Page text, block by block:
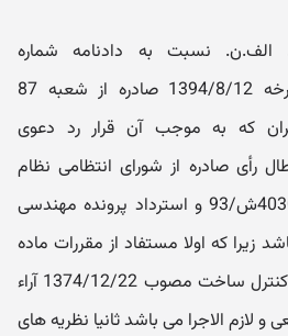
الف.ن. نسبت به دادنامه شماره
9409972161900878 مورخه 1394/8/12 صادره از شعبه 87
که به موجب آن قرار رد دعوی
رأی صادره از شورای انتظامی نظام
مهندسی کشور به شماره 4030ش/93 و استرداد پرونده مهندسی
زیرا که اولا مستفاد از مقررات ماده
24 قانون نظام مهندسی و کنترل ساخت مصوب 1374/12/22 آراء
و لازم الاجرا می باشد ثانیا نظریه های